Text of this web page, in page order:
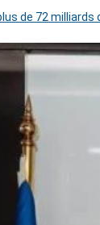
de 72 milliards